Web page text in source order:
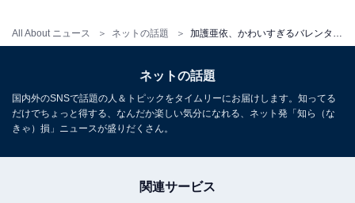
All About ニュース ネットの話題
ネットの話題
国内外のSNSで話題の人＆トピックをタイムリーにお届けします。知ってる
だけでちょっと得する、なんだか楽しい気分になれる、ネット発「知ら（な
きゃ）損」ニュースが盛りだくさん。
関連サービス